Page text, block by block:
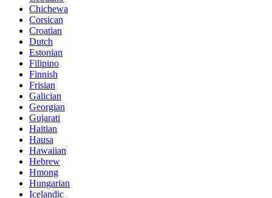
Chichewa
Corsican
Croatian
Dutch
Estonian
Filipino
Finnish
Frisian
Galician
Georgian
Gujarati
Haitian
Hausa
Hawaiian
Hebrew
Hmong
Hungarian
Icelandic